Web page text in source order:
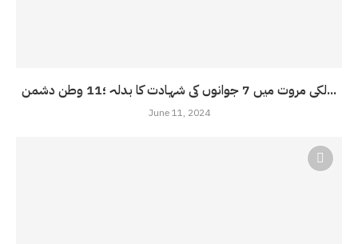
لکی مروت میں 7 جوانوں کی شہادت کا بدلہ ؛11 وطن دشمن...
June 11, 2024